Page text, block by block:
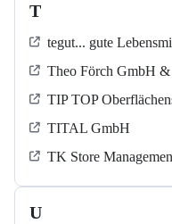
T
tegut... gute
Theo Förch GmbH
TIP TOP
TITAL GmbH
TK Store
U